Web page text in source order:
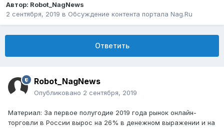
Автор: Robot_NagNews
2 сентября, 2019 в Обсуждение контента портала Nag.Ru
Ответить
Robot_NagNews
Опубликовано 2 сентября, 2019
Материал: За первое полугодие 2019 года рынок онлайн-
торговли в России вырос на 26% в денежном выражении и на